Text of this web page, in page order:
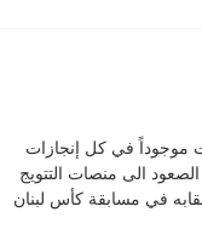
الرقم بات موجوداً في كل إنجازات
الدوري إلى (14) بعدما غاب عن الصعود الى منصات التتويج
2007 وحتى العام 2021 ، كما ان عدد القابه في مسابقة كأس لبنان